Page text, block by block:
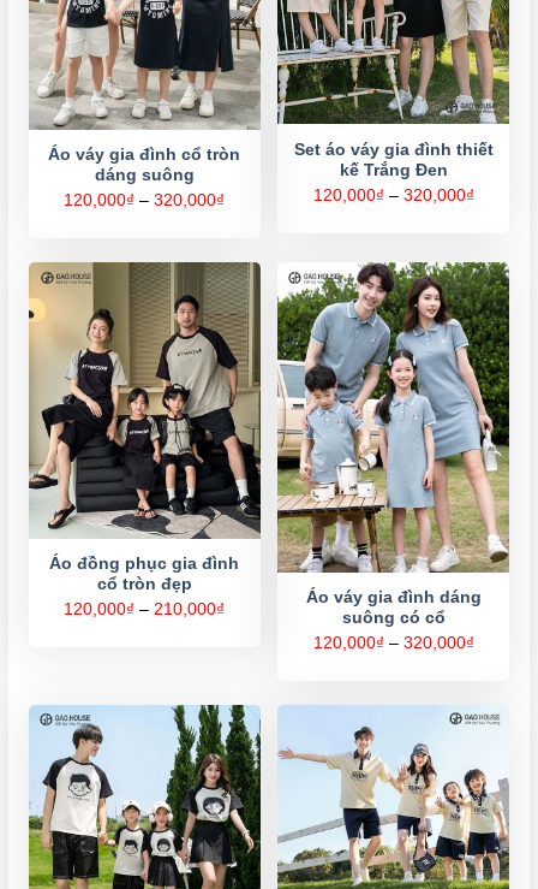
Áo váy gia đình cổ tròn
dáng suông
120,000₫ – 320,000₫
đến
320,000₫
Set áo váy gia đình thiết
kế Trắng Đen
120,000₫ – 320,000₫Khoảng
Áo đồng phục gia đình
cổ tròn đẹp
120,000₫ – 210,000₫
Áo váy gia đình dáng
suông có cổ
120,000₫ – 320,000₫Khoảng